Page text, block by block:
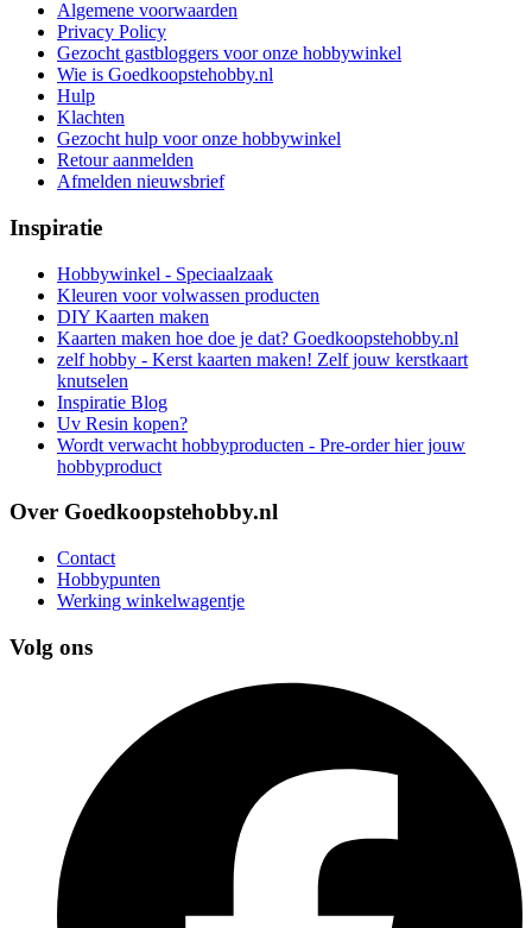
Algemene voorwaarden
Privacy Policy
Gezocht gastbloggers voor onze hobbywinkel
Wie is Goedkoopstehobby.nl
Hulp
Klachten
Gezocht hulp voor onze hobbywinkel
Retour aanmelden
Afmelden nieuwsbrief
Inspiratie
Hobbywinkel - Speciaalzaak
Kleuren voor volwassen producten
DIY Kaarten maken
Kaarten maken hoe doe je dat? Goedkoopstehobby.nl
zelf hobby - Kerst kaarten maken! Zelf jouw kerstkaart
knutselen
Inspiratie Blog
Uv Resin kopen?
Wordt verwacht hobbyproducten - Pre-order hier jouw
hobbyproduct
Over Goedkoopstehobby.nl
Contact
Hobbypunten
Werking winkelwagentje
Volg ons